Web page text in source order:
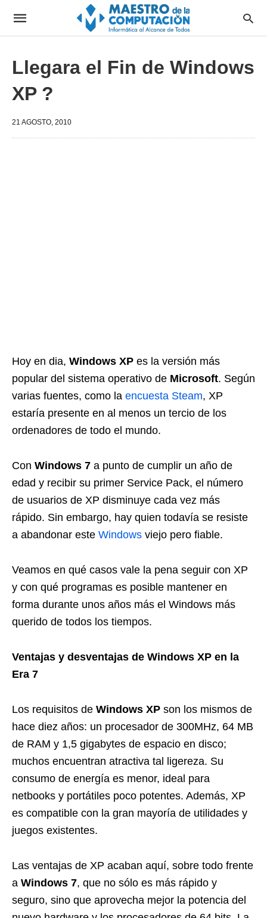
Llegara el Fin de Windows
XP ?
21 AGOSTO, 2010
Hoy en dia, Windows XP es la versión más
popular del sistema operativo de Microsoft. Según
varias fuentes, como la encuesta Steam, XP
estaría presente en al menos un tercio de los
ordenadores de todo el mundo.
Con Windows 7 a punto de cumplir un año de
edad y recibir su primer Service Pack, el número
de usuarios de XP disminuye cada vez más
rápido. Sin embargo, hay quien todavía se resiste
a abandonar este Windows viejo pero fiable.
Veamos en qué casos vale la pena seguir con XP
y con qué programas es posible mantener en
forma durante unos años más el Windows más
querido de todos los tiempos.
Ventajas y desventajas de Windows XP en la
Era 7
Los requisitos de Windows XP son los mismos de
hace diez años: un procesador de 300MHz, 64 MB
de RAM y 1,5 gigabytes de espacio en disco;
muchos encuentran atractiva tal ligereza. Su
consumo de energía es menor, ideal para
netbooks y portátiles poco potentes. Además, XP
es compatible con la gran mayoría de utilidades y
juegos existentes.
Las ventajas de XP acaban aquí, sobre todo frente
a Windows 7, que no sólo es más rápido y
seguro, sino que aprovecha mejor la potencia del